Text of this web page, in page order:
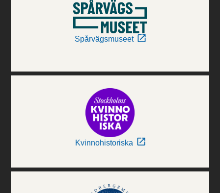
Spårvägsmuseet
Kvinnohistoriska